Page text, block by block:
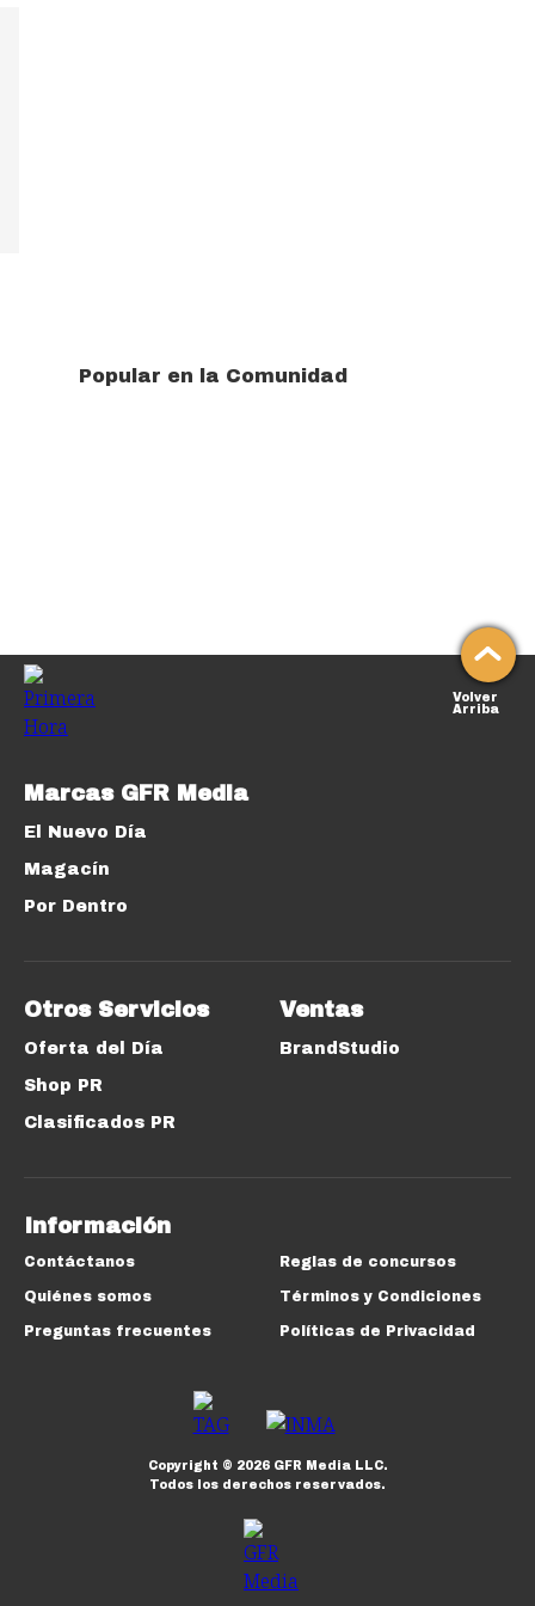
Popular en la Comunidad
Volver
Arriba
Marcas GFR Media
El Nuevo Día
Magacín
Por Dentro
Otros Servicios
Oferta del Día
Shop PR
Clasificados PR
Ventas
BrandStudio
Información
Contáctanos
Quiénes somos
Preguntas frecuentes
Reglas de concursos
Términos y Condiciones
Políticas de Privacidad
Copyright © 2026GFR Media LLC.
Todos los derechos reservados.